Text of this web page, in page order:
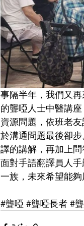
事隔半年，我們又
的聾啞人士中醫講
資源問題，依班老
於溝通問題最後卻
譯的講解，再加上
面對手語翻譯員人
一族，未來希望能
#聾啞 #聾啞長者 #